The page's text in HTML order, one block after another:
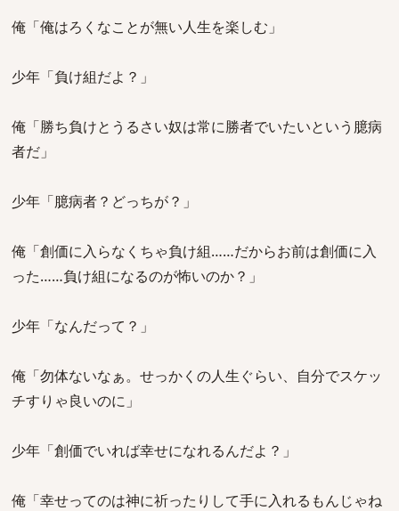
俺「俺はろくなことが無い人生を楽しむ」
少年「負け組だよ？」
俺「勝ち負けとうるさい奴は常に勝者でいたいという臆病
者だ」
少年「臆病者？どっちが？」
俺「創価に入らなくちゃ負け組……だからお前は創価に入
った……負け組になるのが怖いのか？」
少年「なんだって？」
俺「勿体ないなぁ。せっかくの人生ぐらい、自分でスケッ
チすりゃ良いのに」
少年「創価でいれば幸せになれるんだよ？」
俺「幸せってのは神に祈ったりして手に入れるもんじゃね